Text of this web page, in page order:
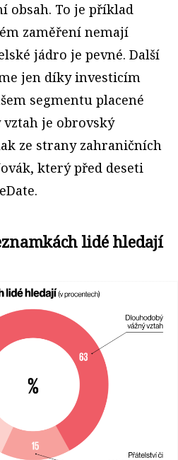
obsah. To je příklad
zaměření nemají
jádro je pevné. Další
jen díky investicím
segmentu placené
vztah je obrovský
ze strany zahraničních
který před deseti
lidé hledají